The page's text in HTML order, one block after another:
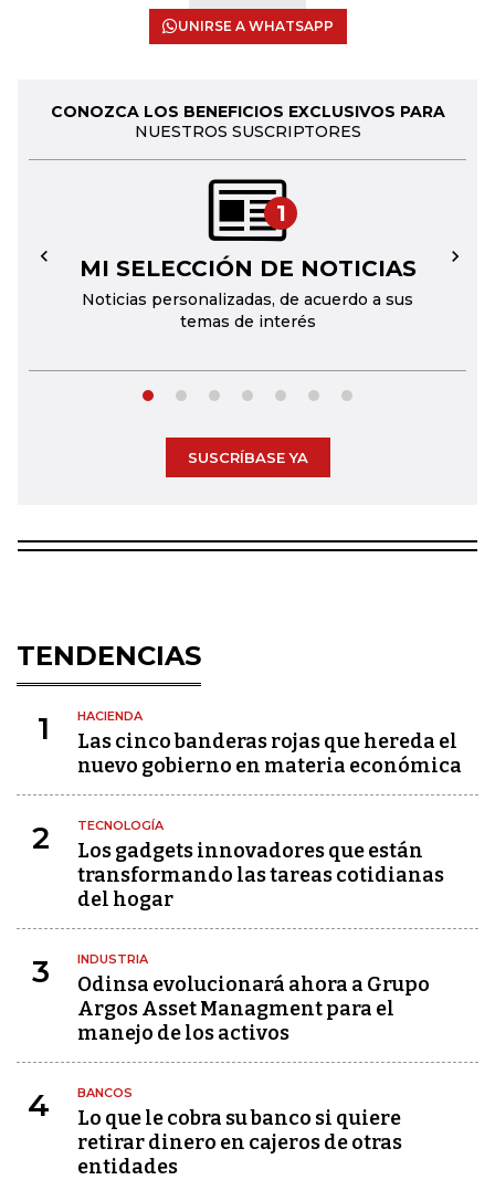
UNIRSE A WHATSAPP
CONOZCA LOS BENEFICIOS EXCLUSIVOS PARA
NUESTROS SUSCRIPTORES
1
MI SELECCIÓN DE NOTICIAS
Noticias personalizadas, de acuerdo a sus
temas de interés
← →
SUSCRÍBASE YA
TENDENCIAS
1 HACIENDA
Las cinco banderas rojas que hereda el
nuevo gobierno en materia económica
2 TECNOLOGÍA
Los gadgets innovadores que están
transformando las tareas cotidianas
del hogar
3 INDUSTRIA
Odinsa evolucionará ahora a Grupo
Argos Asset Managment para el
manejo de los activos
4 BANCOS
Lo que le cobra su banco si quiere
retirar dinero en cajeros de otras
entidades